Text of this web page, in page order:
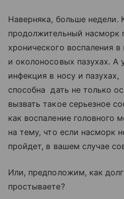
Наверняка, больше недели.
продолжительный насморк
хронического воспаления
и околоносовых пазухах. А
инфекция в носу и
способна дать не только
вызвать такое серьезное
как воспаление головного
на тему, что если насморк
пройдет, в вашем случае
Или, предположим, как
простываете?